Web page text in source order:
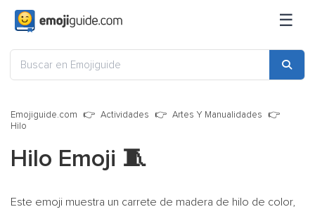
☰
Emojiguide.com Actividades
Artes Y Manualidades
Hilo
Hilo Emoji 🧵
Este emoji muestra un carrete de madera de hilo de color,